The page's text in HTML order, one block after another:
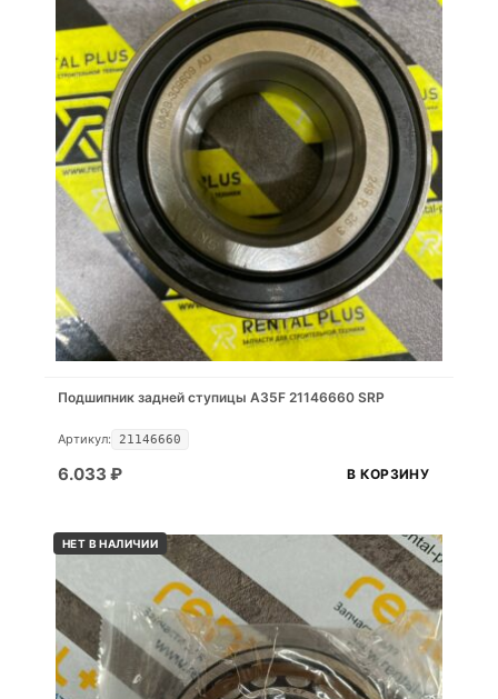
Подшипник задней ступицы A35F 21146660 SRP
Артикул: 21146660
6.033 ₽ В КОРЗИНУ
НЕТ В НАЛИЧИИ